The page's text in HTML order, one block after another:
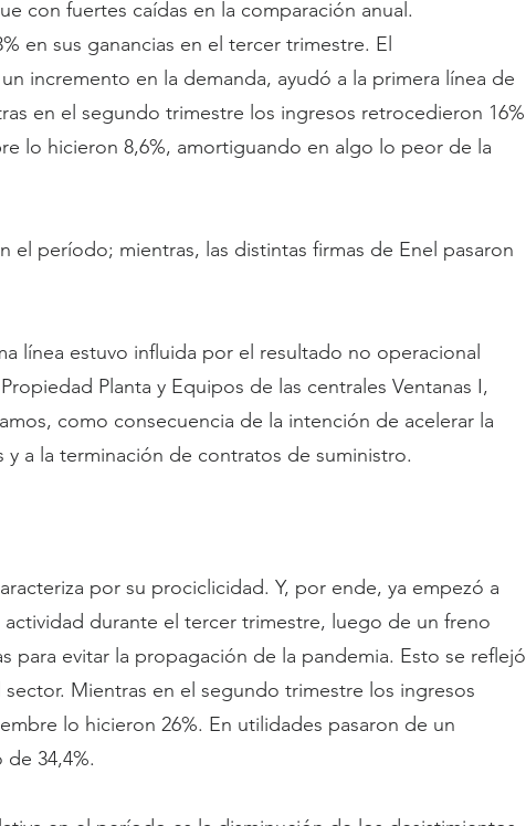
con fuertes caídas en la comparación anual.
en sus ganancias en el tercer trimestre. El
incremento en la demanda, ayudó a la primera línea de
en el segundo trimestre los ingresos retrocedieron 16%
lo hicieron 8,6%, amortiguando en algo lo peor de la
el período; mientras, las distintas firmas de Enel pasaron
línea estuvo influida por el resultado no operacional
Planta y Equipos de las centrales Ventanas I,
como consecuencia de la intención de acelerar la
a la terminación de contratos de suministro.
por su prociclicidad. Y, por ende, ya empezó a
durante el tercer trimestre, luego de un freno
para evitar la propagación de la pandemia. Esto se reflejó
Mientras en el segundo trimestre los ingresos
lo hicieron 26%. En utilidades pasaron de un
34,4%.